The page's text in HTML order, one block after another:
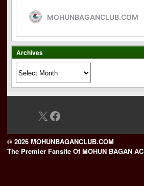
Archives
X Facebook
© 2026 MOHUNBAGANCLUB.COM
The Premier Fansite Of MOHUN BAGAN AC